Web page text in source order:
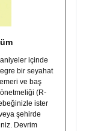
içinde
bir seyahat
ve baş
(R-
ister
şehirde
Devrim